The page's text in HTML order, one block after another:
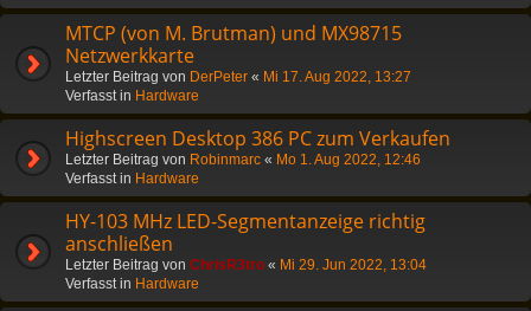
MTCP (von M. Brutman) und MX98715
Netzwerkkarte
Letzter Beitrag von DerPeter « Mi 17. Aug 2022, 13:27
Verfasst in Hardware
Highscreen Desktop 386 PC zum Verkaufen
Letzter Beitrag von Robinmarc « Mo 1. Aug 2022, 12:46
Verfasst in Hardware
HY-103 MHz LED-Segmentanzeige richtig
anschließen
Letzter Beitrag von ChrisR3tro « Mi 29. Jun 2022, 13:04
Verfasst in Hardware